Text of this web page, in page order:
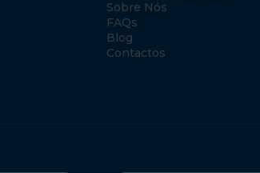
Sobre Nós
FAQs
Blog
Contactos